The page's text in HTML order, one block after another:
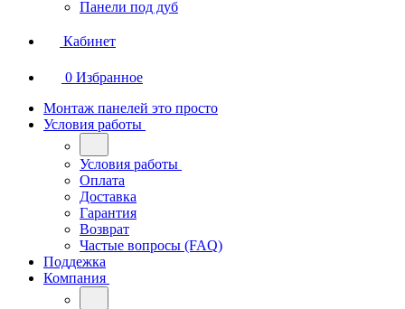
Панели под дуб
Кабинет
0 Избранное
Монтаж панелей это просто
Условия работы
Условия работы
Оплата
Доставка
Гарантия
Возврат
Частые вопросы (FAQ)
Поддежка
Компания